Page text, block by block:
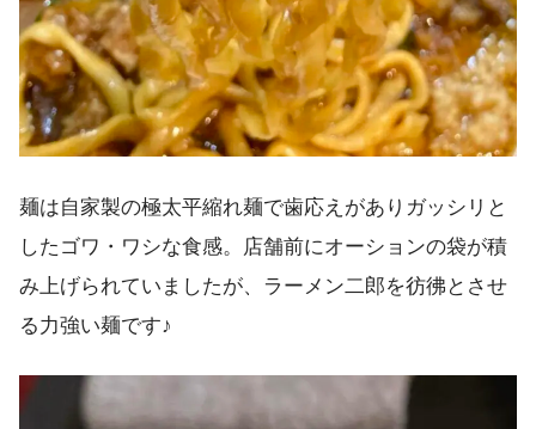
麺は自家製の極太平縮れ麺で歯応えがありガッシリと
したゴワ・ワシな食感。店舗前にオーションの袋が積
み上げられていましたが、ラーメン二郎を彷彿とさせ
る力強い麺です♪